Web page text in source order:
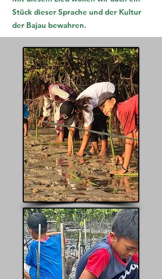
Stück dieser Sprache und der Kultur
der Bajau bewahren.